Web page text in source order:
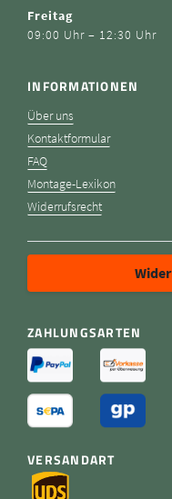
Freitag
09:00 Uhr – 12:30 Uhr
INFORMATIONEN
Über uns
Kontaktformular
FAQ
Montage-Lexikon
Widerrufsrecht
ZAHLUNGSARTEN
VERSANDART